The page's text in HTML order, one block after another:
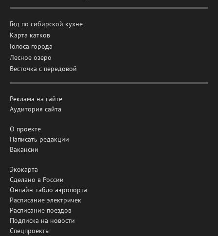
Гид по сибирской кухне
Карта катков
Голоса города
Лесное озеро
Весточка с передовой
Реклама на сайте
Аудитория сайта
О проекте
Написать редакции
Вакансии
Экокарта
Сделано в России
Онлайн-табло аэропорта
Расписание электричек
Расписание поездов
Подписка на новости
Спецпроекты